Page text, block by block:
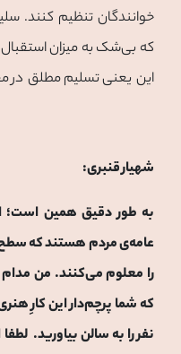
خوانندگان تنظیم کنند.
که بی‌شک به میزان استقبال
این یعنی تسلیم مطلق در
شهیار قنبری:
به طور دقیق همین است؛
عامه‌ی مردم هستند که سطح
را معلوم می‌کنند. من
که شما پرچم‌دار این کارِ
نفر را به سالن بیاورید.